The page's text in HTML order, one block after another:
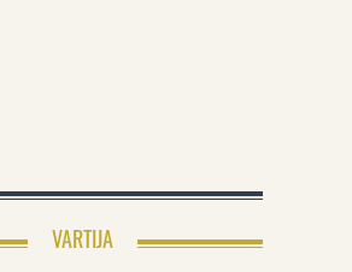
VARTIJA